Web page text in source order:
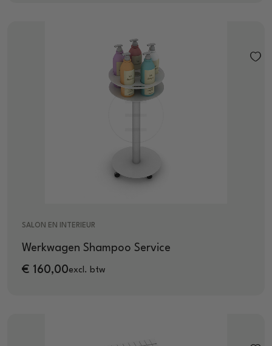
SALON EN INTERIEUR
Werkwagen Shampoo Service
€ 160,00excl. btw